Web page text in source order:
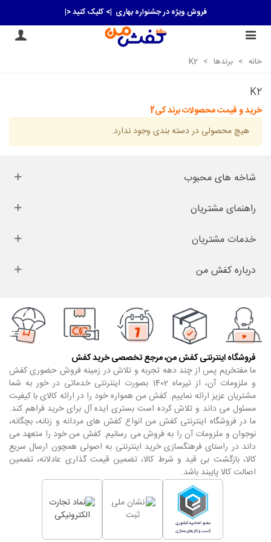
فروش ویژه در جشنواره بهاری |> کلیک کنید <|
خانه > برندها >
K2
K2
خرید و قیمت محصولات برند کی2
هیچ محصولی در دسته بندی وجود ندارد.
شاخه های محبوب
راهنمای مشتریان
خدمات مشتریان
درباره کفش من
فروشگاه اینترنتی کفش من، مرجع تخصصی خرید کفش
ما مفتخریم پس از چند دهه تجربه و تلاش در زمینه فروش حضوری کفش
و ملزومات آن، از تیرماه 1402 بصورت اینترنتی خدماتی در خور به شما
مشتریان عزیز ارائه نماییم. کفش من همواره خود را در ارائه کالای با کیفیت
مسئول می داند و تلاش کرده است بستری ایده آل برای خرید فراهم کند.
ما در فروشگاه اینترنتی کفش من انواع کفش های مردانه و زنانه، بچگانه،
نوجوان و ملزومات آن را به فروش می رسانیم. کفش من خود را متعهد می
داند در راستای فرهنگسازی خرید اینترنتی به اصولی همچون ارسال سریع
کالا، بازگشت بی قید و شرط کالا، تضمین قیمت گذاری عادلانه، تضمین
اصالت کالا پایبند باشد.